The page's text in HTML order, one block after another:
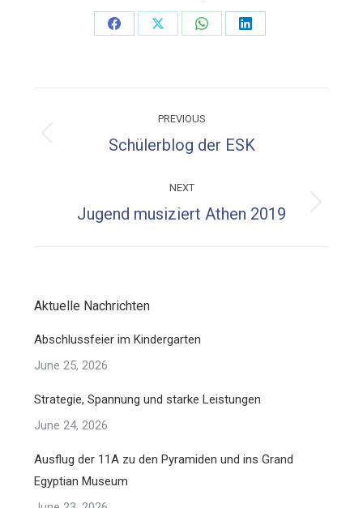
Share
Share
Share
Share
navigation
PREVIOUS
Previous
Schülerblog der ESK
NEXT
Next
Jugend musiziert Athen 2019
Aktuelle Nachrichten
Abschlussfeier im Kindergarten
June 25, 2026
Strategie, Spannung und starke Leistungen
June 24, 2026
Ausflug der 11A zu den Pyramiden und ins Grand
Egyptian Museum